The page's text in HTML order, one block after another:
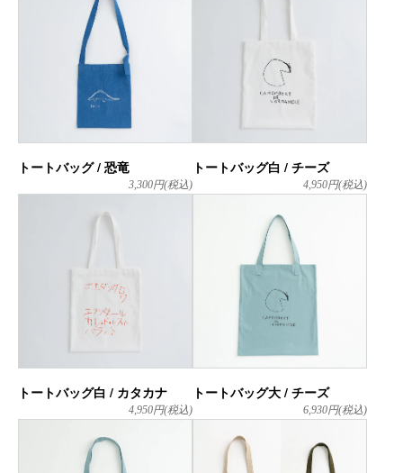
トートバッグ / 恐竜
3,300円(税込)
トートバッグ白 / チーズ
4,950円(税込)
トートバッグ白 / カタカナ
4,950円(税込)
トートバッグ大 / チーズ
6,930円(税込)